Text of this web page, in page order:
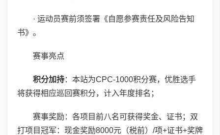
· 运动员赛前须签署《自愿参赛责任及风险告知
书》。
赛事亮点
积分加持：本站为CPC-1000积分赛，优胜选手
将获得相应巡回赛积分，计入年度排名；
赛事奖励：各项目前八名可获得奖金、证书；双
打项目冠军：现金奖励8000元（税前）/项+证书+奖牌